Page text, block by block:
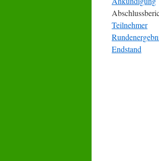
Teilnehmer
Endstand